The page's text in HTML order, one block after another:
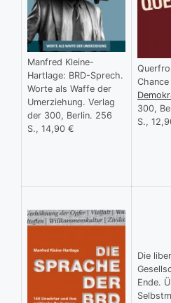
Manfred Kleine-
Hartlage: BRD-Sprech.
Worte als Waffe der
Umerziehung. Verlag
der 300, Berlin. 256
S., 14,90 €
300,
S.,
Die
Ende.